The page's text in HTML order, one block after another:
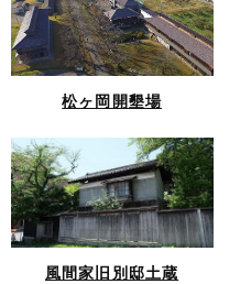
松ヶ岡開墾場
風間家旧別邸土蔵